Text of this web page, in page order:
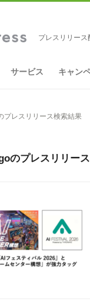
プレスリリース
サービス キャン
プレスリリース検索結果
のプレスリリー